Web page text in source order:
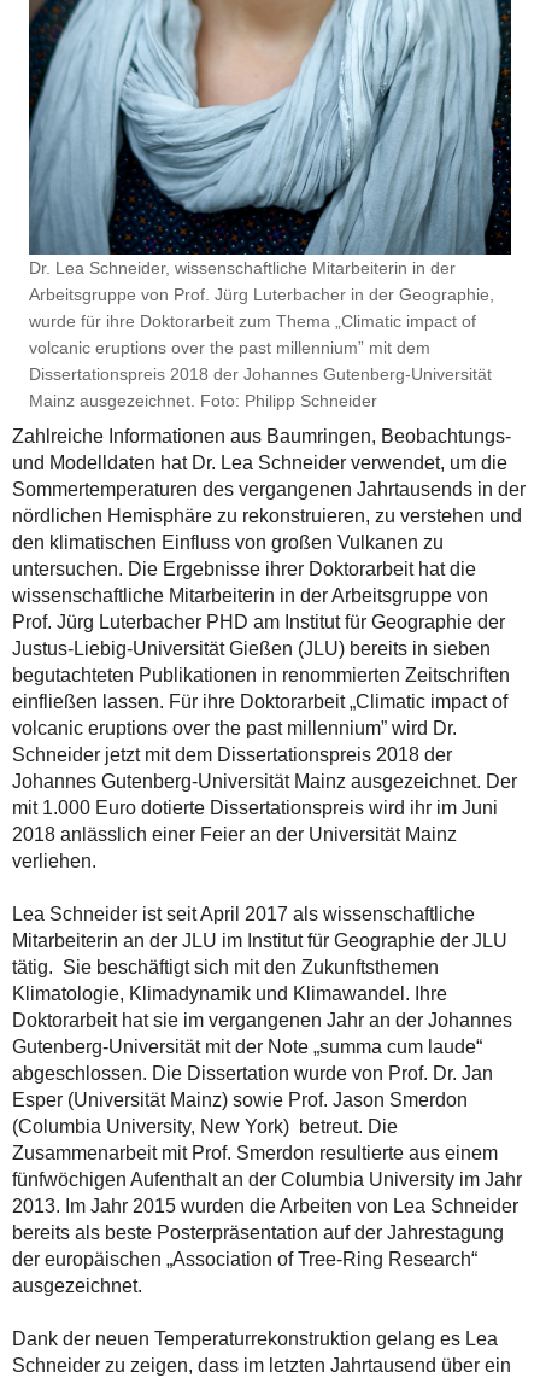
Dr. Lea Schneider, wissenschaftliche Mitarbeiterin in der
Arbeitsgruppe von Prof. Jürg Luterbacher in der Geographie,
wurde für ihre Doktorarbeit zum Thema „Climatic impact of
volcanic eruptions over the past millennium” mit dem
Dissertationspreis 2018 der Johannes Gutenberg-Universität
Mainz ausgezeichnet. Foto: Philipp Schneider
Zahlreiche Informationen aus Baumringen, Beobachtungs-
und Modelldaten hat Dr. Lea Schneider verwendet, um die
Sommertemperaturen des vergangenen Jahrtausends in der
nördlichen Hemisphäre zu rekonstruieren, zu verstehen und
den klimatischen Einfluss von großen Vulkanen zu
untersuchen. Die Ergebnisse ihrer Doktorarbeit hat die
wissenschaftliche Mitarbeiterin in der Arbeitsgruppe von
Prof. Jürg Luterbacher PHD am Institut für Geographie der
Justus-Liebig-Universität Gießen (JLU) bereits in sieben
begutachteten Publikationen in renommierten Zeitschriften
einfließen lassen. Für ihre Doktorarbeit „Climatic impact of
volcanic eruptions over the past millennium” wird Dr.
Schneider jetzt mit dem Dissertationspreis 2018 der
Johannes Gutenberg-Universität Mainz ausgezeichnet. Der
mit 1.000 Euro dotierte Dissertationspreis wird ihr im Juni
2018 anlässlich einer Feier an der Universität Mainz
verliehen.
Lea Schneider ist seit April 2017 als wissenschaftliche
Mitarbeiterin an der JLU im Institut für Geographie der JLU
tätig. Sie beschäftigt sich mit den Zukunftsthemen
Klimatologie, Klimadynamik und Klimawandel. Ihre
Doktorarbeit hat sie im vergangenen Jahr an der Johannes
Gutenberg-Universität mit der Note „summa cum laude“
abgeschlossen. Die Dissertation wurde von Prof. Dr. Jan
Esper (Universität Mainz) sowie Prof. Jason Smerdon
(Columbia University, New York) betreut. Die
Zusammenarbeit mit Prof. Smerdon resultierte aus einem
fünfwöchigen Aufenthalt an der Columbia University im Jahr
2013. Im Jahr 2015 wurden die Arbeiten von Lea Schneider
bereits als beste Posterpräsentation auf der Jahrestagung
der europäischen „Association of Tree-Ring Research“
ausgezeichnet.
Dank der neuen Temperaturrekonstruktion gelang es Lea
Schneider zu zeigen, dass im letzten Jahrtausend über ein